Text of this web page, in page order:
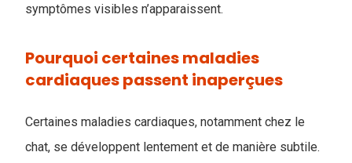
symptômes visibles n’apparaissent.
Pourquoi certaines maladies
cardiaques passent inaperçues
Certaines maladies cardiaques, notamment chez le
chat, se développent lentement et de manière subtile.